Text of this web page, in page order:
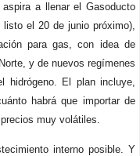
a llenar el Gasoducto
el 20 de junio próximo),
para gas, con idea de
y de nuevos regímenes
hidrógeno. El plan incluye,
habrá que importar de
muy volátiles.
interno posible. Y